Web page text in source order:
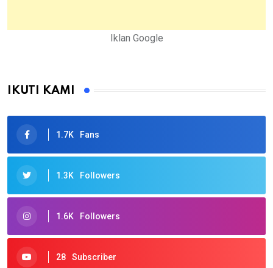
Iklan Google
IKUTI KAMI
1.7K Fans
1.3K Followers
1.6K Followers
28 Subscriber